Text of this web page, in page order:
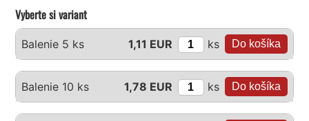
Vyberte si variant
Balenie 5 ks 1,11 EUR ks
Balenie 10 ks 1,78 EUR ks